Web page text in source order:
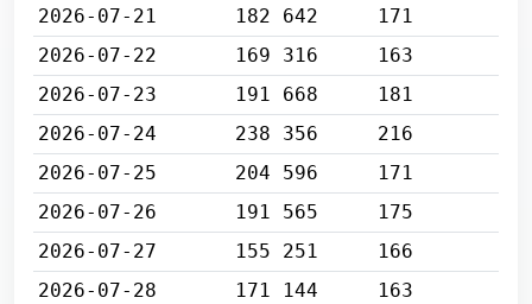
2026-07-21
182 642
171
2026-07-22
169 316
163
2026-07-23
191 668
181
2026-07-24
238 356
216
2026-07-25
204 596
171
2026-07-26
191 565
175
2026-07-27
155 251
166
2026-07-28
171 144
163